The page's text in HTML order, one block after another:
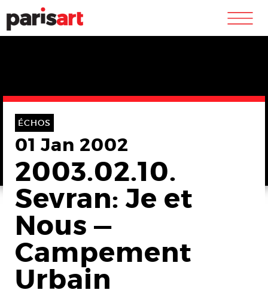
m
ÉCHOS
01 Jan 2002
2003.02.10.
Sevran: Je et
Nous —
Campement
Urbain